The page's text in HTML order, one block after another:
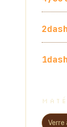
2
1dash
Verre